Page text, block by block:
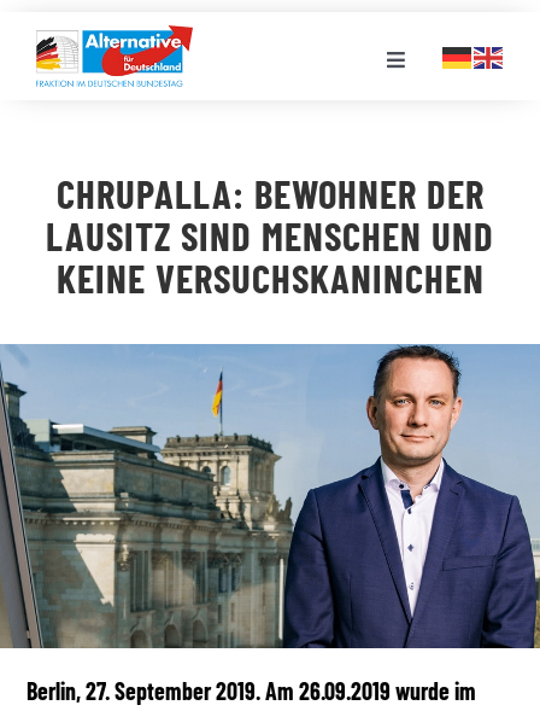
Inhalt
springen
Toggle
LANDESGRUPPEN
VERANSTALTUNGEN
STELLENPORTAL
MEDIATHEK
CHRUPALLA: BEWOHNER DER
LAUSITZ SIND MENSCHEN UND
KEINE VERSUCHSKANINCHEN
Berlin, 27. September 2019. Am 26.09.2019 wurde im